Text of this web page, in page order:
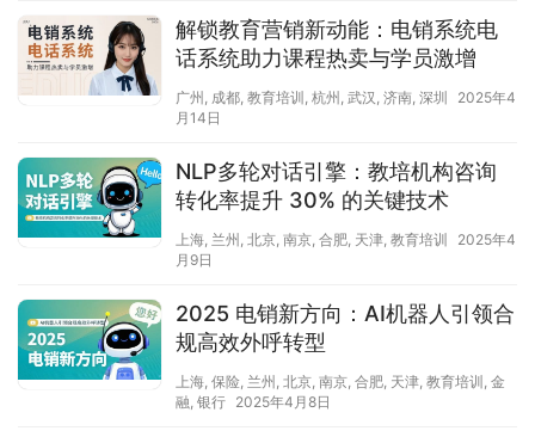
解锁教育营销新动能：电销系统电
话系统助力课程热卖与学员激增
广州 , 成都, 教育培训 , 杭州 , 武汉 , 济南, 深圳
2025年4
月14日
NLP多轮对话引擎：教培机构咨询
转化率提升 30% 的关键技术
上海, 兰州 , 北京, 南京, 合肥, 天津, 教育培训
2025年4
月9日
2025 电销新方向：AI机器人引领合
规高效外呼转型
上海, 保险, 兰州 , 北京, 南京, 合肥, 天津, 教育培训 , 金
融, 银行 2025年4月8日